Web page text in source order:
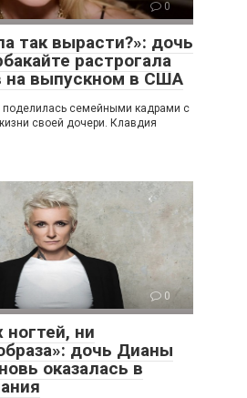
0
так вырасти?»: дочь
растрогала
на выпускном в США
поделилась семейными кадрами с
своей дочери. Клавдия
0
ни
дочь Дианы
оказалась в